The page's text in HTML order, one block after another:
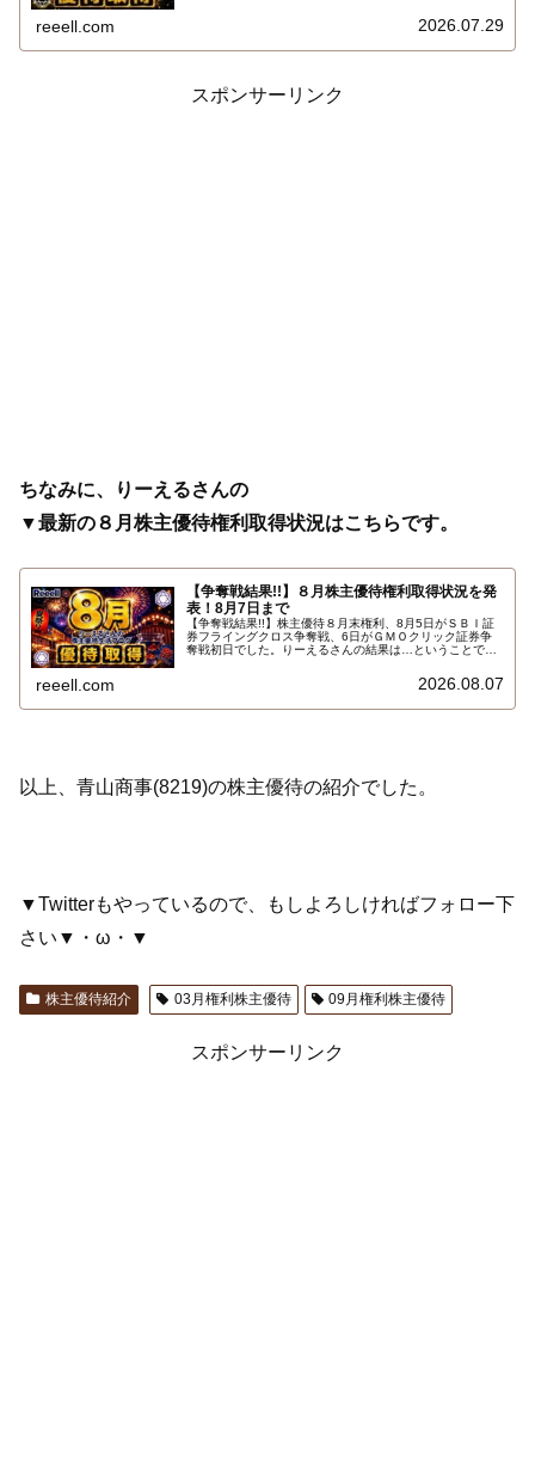
reeell.com 2026.07.29
スポンサーリンク
ちなみに、りーえるさんの
▼最新の８月株主優待権利取得状況はこちらです。
【争奪戦結果!!】８月株主優待権利取得状況を発
表！8月7日まで
【争奪戦結果!!】株主優待８月末権利、8月5日がＳＢＩ証
券フライングクロス争奪戦、6日がＧＭＯクリック証券争
奪戦初日でした。りーえるさんの結果は…ということで、
含む）を報告します。最新の取得状況はこちらです…
reeell.com 2026.08.07
以上、青山商事(8219)の株主優待の紹介でした。
▼Twitterもやっているので、もしよろしければフォロー下
さい▼・ω・▼
株主優待紹介 03月権利株主優待 09月権利株主優待
スポンサーリンク